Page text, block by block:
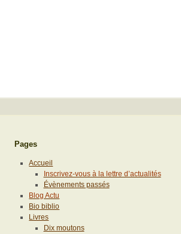
Pages
Accueil
Inscrivez-vous à la lettre d’actualités
Évènements passés
Blog Actu
Bio biblio
Livres
Dix moutons